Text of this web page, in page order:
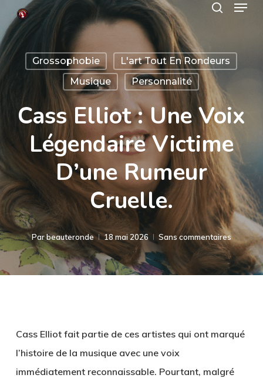
Skip
to
main
content Grossophobie
L'art Tout En Rondeurs
Musique
Personnalité
Cass Elliot : Une Voix
Légendaire Victime
D’une Rumeur
Cruelle.
Parbeauteronde 18 mai 2026 Sans commentaires
Cass Elliot fait partie de ces artistes qui ont marqué
l’histoire de la musique avec une voix
immédiatement reconnaissable. Pourtant, malgré
Menu